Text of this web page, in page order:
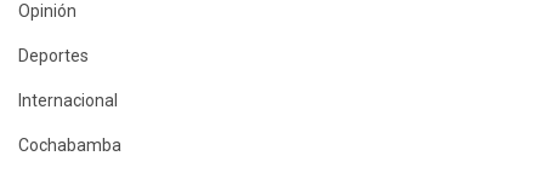
Opinión
Deportes
Internacional
Cochabamba